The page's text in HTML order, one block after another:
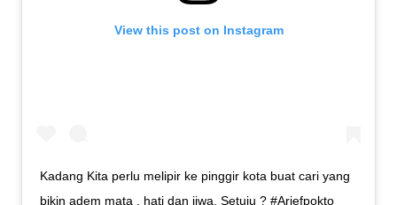
View this post on Instagram
Kadang Kita perlu melipir ke pinggir kota buat cari yang
bikin adem mata , hati dan jiwa. Setuju ? #Ariefpokto